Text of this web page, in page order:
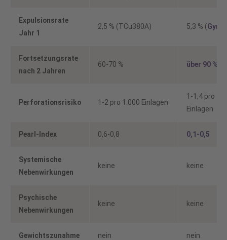
Expulsionsrate
Jahr 1
2,5 % (TCu380A) 5,3 % (
Fortsetzungsrate
nach 2 Jahren
60-70 % über 90 %
Perforationsrisiko 1-2 pro 1.000 Einlagen
1-1,4 pro
Einlagen
Pearl-Index 0,6-0,8 0,1-0,5
Systemische
Nebenwirkungen
keine keine
Psychische
Nebenwirkungen
keine keine
Gewichtszunahme nein nein